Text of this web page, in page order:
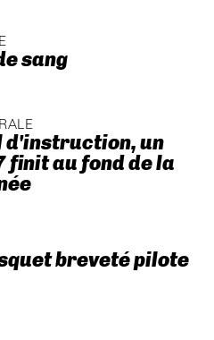
sang
d'instruction, un
finit au fond de la
breveté pilote